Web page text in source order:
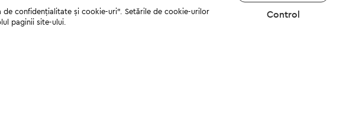
confidențialitate și cookie-uri". Setările de cookie-urilor
paginii site-ului.
Control